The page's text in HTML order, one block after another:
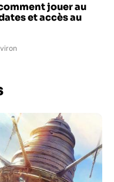
jouer au
et accès au